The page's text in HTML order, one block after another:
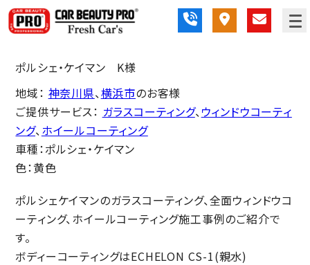
ポルシェ・ケイマン K様
地域： 神奈川県、横浜市のお客様
ご提供サービス： ガラスコーティング、ウィンドウコーティ
ング、ホイールコーティング
車種：ポルシェ・ケイマン
色：黄色
ポルシェケイマンのガラスコーティング、全面ウィンドウコ
ーティング、ホイールコーティング施工事例のご紹介で
す。
ボディーコーティングはECHELON CS-1(親水)